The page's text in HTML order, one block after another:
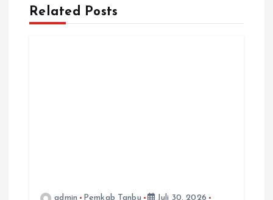
sRelated Posts